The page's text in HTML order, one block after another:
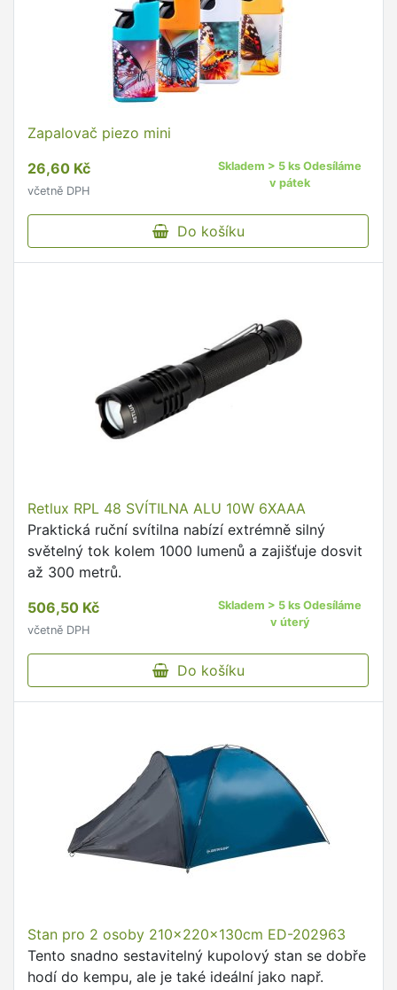
Zapalovač piezo mini
26,60 Kč
včetně DPH
Skladem > 5 ks Odesíláme
v pátek
Do košíku
Retlux RPL 48 SVÍTILNA ALU 10W 6XAAA
Praktická ruční svítilna nabízí extrémně silný
světelný tok kolem 1000 lumenů a zajišťuje dosvit
až 300 metrů.
506,50 Kč
včetně DPH
Skladem > 5 ks Odesíláme
v úterý
Do košíku
Stan pro 2 osoby 210x220x130cm ED-202963
Tento snadno sestavitelný kupolový stan se dobře
hodí do kempu, ale je také ideální jako např.